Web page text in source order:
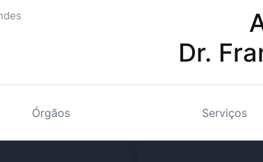
Dr.
Órgãos Serviços